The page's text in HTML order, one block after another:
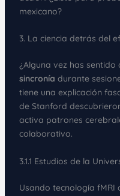
mexicano?
3. La ciencia detrás del
¿Alguna vez has sentido
sincronía durante
tiene una explicación
de Stanford
activa patrones
colaborativo.
3.1.1 Estudios de la
Usando tecnología